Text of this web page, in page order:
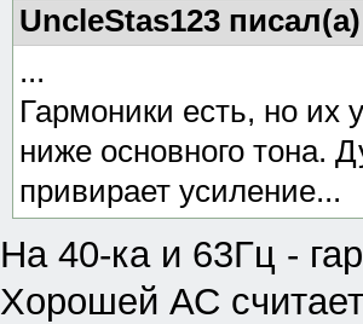
UncleStas123
...
Гармоники есть, но их
ниже основного тона.
привирает усиление...
На 40-ка и 63Гц -
Хорошей АС